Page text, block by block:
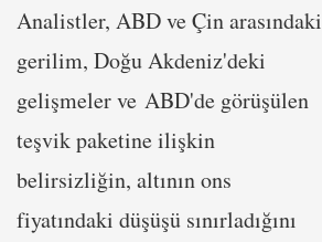
Analistler, ABD ve Çin arasındaki
gerilim, Doğu Akdeniz'deki
gelişmeler ve ABD'de görüşülen
teşvik paketine ilişkin
belirsizliğin, altının ons
fiyatındaki düşüşü sınırladığını